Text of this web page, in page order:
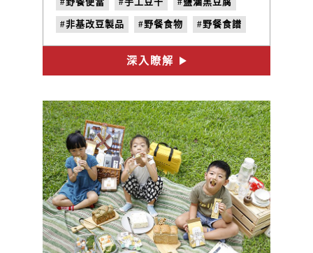
一起食用，那麼野餐便當該怎麼準備呢?
選擇營養價值含量高的蛋白質食材是必須
的! 現在就讓禾乃川告訴你豆製品的營
養，更進一步教你如何使用營養的國產豆
製品做出色香味俱全的營養野餐便當吧!
#非基改豆製品 #野餐食物 #野餐食譜
#禾乃川國產豆製所
深入瞭解